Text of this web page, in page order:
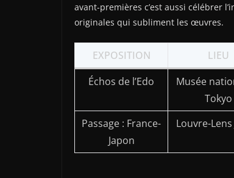
avant-premières c’est aussi célébrer
originales qui subliment les œuvres.
EXPOSITION LIEU
Échos de l’Edo
Musée
Tokyo
Passage : France-
Japon
Louvre-Lens